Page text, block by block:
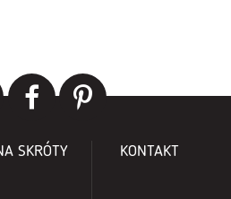
SKRÓTY KONTAKT